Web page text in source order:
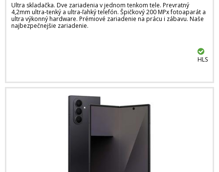
Ultra skladačka. Dve zariadenia v jednom tenkom tele. Prevratný
4,2mm ultra-tenký a ultra-ľahký telefón. Špičkový 200 MPx fotoaparát a
ultra výkonný hardware. Prémiové zariadenie na prácu i zábavu. Naše
najbezpečnejšie zariadenie.
HLS